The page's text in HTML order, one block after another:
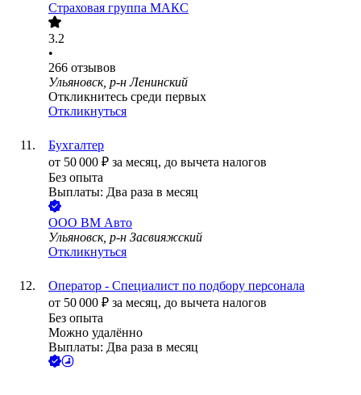
Страховая группа МАКС
3.2
•
266 отзывов
Ульяновск, р-н Ленинский
Откликнитесь среди первых
Откликнуться
Бухгалтер
от 50 000 ₽ за месяц, до вычета налогов
Без опыта
Выплаты: Два раза в месяц
ООО ВМ Авто
Ульяновск, р-н Засвияжский
Откликнуться
Оператор - Cпециалист по подбору персонала
от 50 000 ₽ за месяц, до вычета налогов
Без опыта
Можно удалённо
Выплаты: Два раза в месяц